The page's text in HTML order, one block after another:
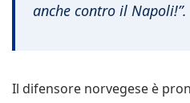
anche contro il Napoli!”.
Il difensore norvegese è